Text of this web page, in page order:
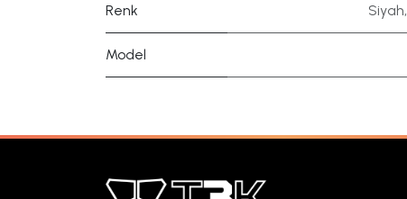
Renk Siyah,
Model